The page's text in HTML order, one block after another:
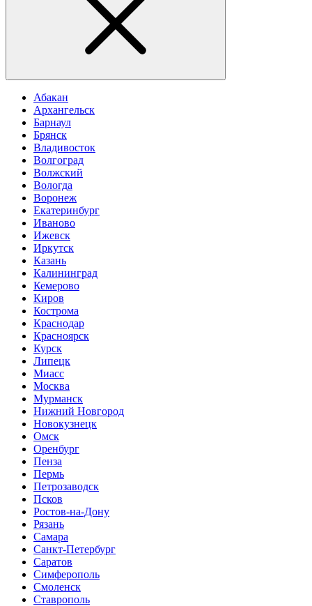
Абакан
Архангельск
Барнаул
Брянск
Владивосток
Волгоград
Волжский
Вологда
Воронеж
Екатеринбург
Иваново
Ижевск
Иркутск
Казань
Калининград
Кемерово
Киров
Кострома
Краснодар
Красноярск
Курск
Липецк
Миасс
Москва
Мурманск
Нижний Новгород
Новокузнецк
Омск
Оренбург
Пенза
Пермь
Петрозаводск
Псков
Ростов-на-Дону
Рязань
Самара
Санкт-Петербург
Саратов
Симферополь
Смоленск
Ставрополь